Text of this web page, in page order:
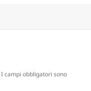
I campi obbligatori sono